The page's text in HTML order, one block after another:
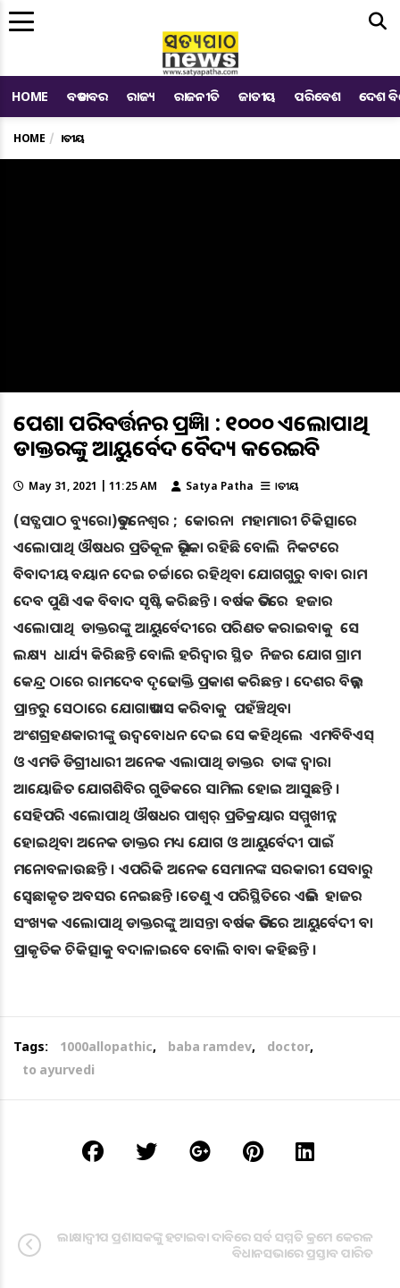
HOME ବଡ ଖବର ରାଜ୍ୟ ରାଜନୀତି ଜାତୀୟ ପରିବେଶ ଦେଶ
HOME ଜାତୀୟ
ପେଶା ପରିବର୍ତ୍ତନର ପ୍ରତିଜ୍ଞା : ୧୦୦୦ ଏଲୋପାଥି
ଡାକ୍ତରଙ୍କୁ ଆୟୁର୍ବେଦ ବୈଦ୍ୟ କରେଇବି
May 31, 2021 | 11:25 AM Satya Patha ଜାତୀୟ
(ସତ୍ଯପାଠ ବ୍ୟୁରୋ)ଭୁବନେଶ୍ବର ; କୋରନା ମହାମାରୀ ଚିକିତ୍ସାରେ
ଏଲୋପାଥି ଔଷଧର ପ୍ରତିକୂଳ ଭୂମିକା ରହିଛି ବୋଲି ନିକଟରେ
ବିବାଦୀୟ ବୟାନ ଦେଇ ଚର୍ଚ୍ଚାରେ ରହିଥିବା ଯୋଗଗୁରୁ ବାବା ରାମ
ଦେବ ପୁଣି ଏକ ବିବାଦ ସୃଷ୍ଟି କରିଛନ୍ତି । ବର୍ଷକ ଭିତରେ ହଜାର
ଏଲୋପାଥି ଡାକ୍ତରଙ୍କୁ ଆୟୁର୍ବେଦୀରେ ପରିଣତ କରାଇବାକୁ ସେ
ଲକ୍ଷ୍ୟ ଧାର୍ଯ୍ୟ କିରିଛନ୍ତି ବୋଲି ହରିଦ୍ୱାର ସ୍ଥିତ ନିଜର ଯୋଗ ଗ୍ରାମ
କେନ୍ଦ୍ର ଠାରେ ରାମଦେବ ଦୃଢୋକ୍ତି ପ୍ରକାଶ କରିଛନ୍ତ । ଦେଶର ବିଭନ୍ନ
ପ୍ରାନ୍ତରୁ ସେଠାରେ ଯୋଗାଭ୍ୟାାସ କରିବାକୁ ପହଁଞ୍ଚିଥିବା
ଅଂଶଗ୍ରହଣକାରୀଙ୍କୁ ଉଦ୍ୱବୋଧନ ଦେଇ ସେ କହିଥିଲେ ଏମବିବିଏସ୍
ଓ ଏମଡି ଡିଗ୍ରୀଧାରୀ ଅନେକ ଏଲାପାଥି ଡାକ୍ତର ତାଙ୍କ ଦ୍ୱାରା
ଆୟୋଜିତ ଯୋଗଶିବିର ଗୁଡିକରେ ସାମିଲ ହୋଇ ଆସୁଛନ୍ତି ।
ସେହିପରି ଏଲୋପାଥି ଔଷଧର ପାଶ୍ୱର୍ ପ୍ରତିକ୍ରୟାର ସମ୍ମୁଖୀନ୍ନ
ହୋଇଥିବା ଅନେକ ଡାକ୍ତର ମଧ୍ୟ ଯୋଗ ଓ ଆୟୁର୍ବେଦୀ ପାଇଁ
ମନୋବଳାଉଛନ୍ତି । ଏପରିକି ଅନେକ ସେମାନଙ୍କ ସରକାରୀ ସେବାରୁ
ସ୍ୱେଛାକୃତ ଅବସର ନେଇଛନ୍ତି ।ତେଣୁ ଏ ପରିସ୍ଥିତିରେ ଏଭଳି ହାଜର
ସଂଖ୍ୟକ ଏଲୋପାଥି ଡାକ୍ତରଙ୍କୁ ଆସନ୍ତା ବର୍ଷକ ଭିତରେ ଆୟୁର୍ବେଦୀ ବା
ପ୍ରାକୃତିକ ଚିକିତ୍ସାକୁ ବଦାଳାଇବେ ବୋଲି ବାବା କହିଛନ୍ତି ।
Tags: 1000allopathic, baba ramdev, doctor,
to ayurvedi
ଲାକ୍ଷାଦ୍ଵୀପ ପ୍ରଶାସକଙ୍କୁ ହଟାଇବା ଦାବିରେ ସର୍ବ ସମ୍ମତି କ୍ରମେ କେରଳ
ବିଧାନସଭାରେ ପ୍ରସ୍ତାବ ପାରିତ